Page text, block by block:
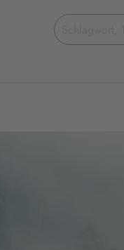
Suchbegriff
eingeben